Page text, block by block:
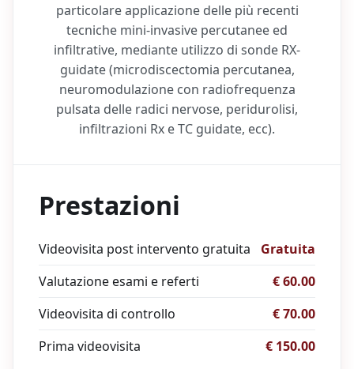
particolare applicazione delle più recenti
tecniche mini-invasive percutanee ed
infiltrative, mediante utilizzo di sonde RX-
guidate (microdiscectomia percutanea,
neuromodulazione con radiofrequenza
pulsata delle radici nervose, peridurolisi,
infiltrazioni Rx e TC guidate, ecc).
Prestazioni
Videovisita post intervento gratuita
Gratuita
Valutazione esami e referti
€ 60.00
Videovisita di controllo
€ 70.00
Prima videovisita
€ 150.00